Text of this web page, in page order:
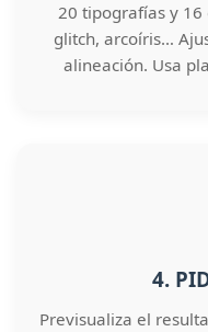
20 tipografías y 16
glitch, arcoíris…
alineación. Usa
4.
Previsualiza el